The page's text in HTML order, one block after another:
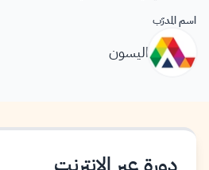
اسم المدرّب
اليسون